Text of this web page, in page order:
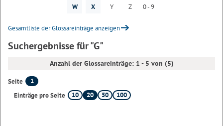
W X Y Z 0 - 9
Gesamtliste der Glossareinträge anzeigen
Suchergebnisse für "G"
Anzahl der Glossareinträge: 1 - 5 von (5)
Seite
1
Einträge pro Seite
10 20 50 100